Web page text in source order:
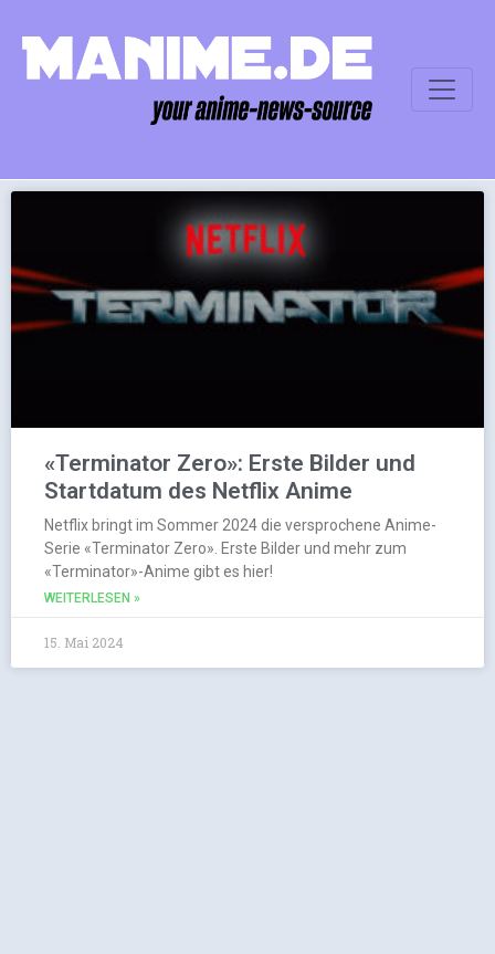
«Terminator Zero»: Erste Bilder und
Startdatum des Netflix Anime
Netflix bringt im Sommer 2024 die versprochene Anime-
Serie «Terminator Zero». Erste Bilder und mehr zum
«Terminator»-Anime gibt es hier!
WEITERLESEN »
15. Mai 2024